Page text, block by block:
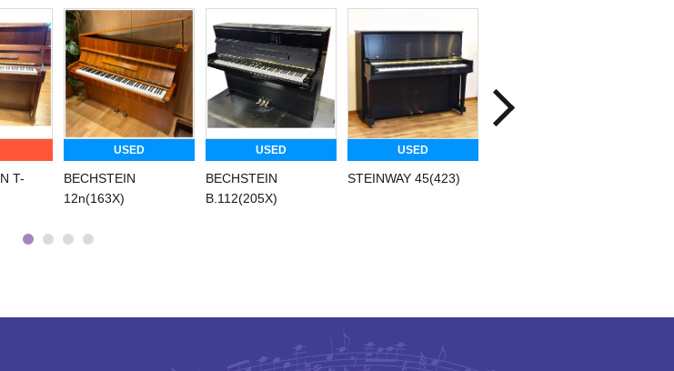
T-
USED
BECHSTEIN
12n(163X)
USED
BECHSTEIN
B.112(205X)
USED
STEINWAY 45(423)